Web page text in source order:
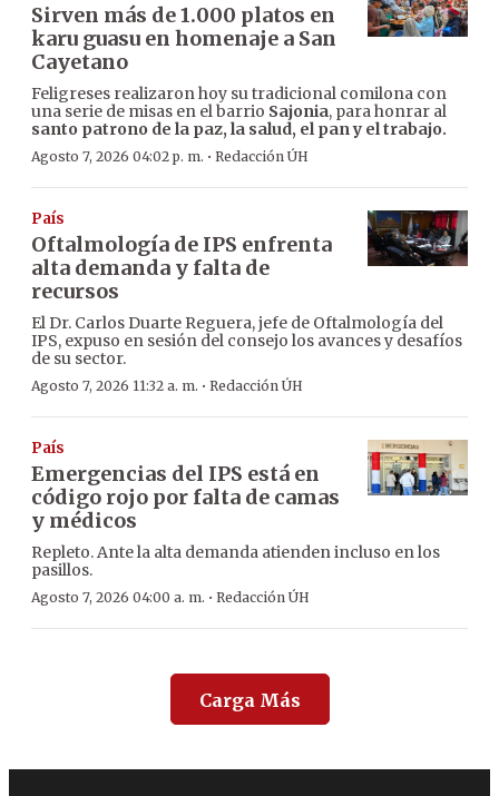
Sirven más de 1.000 platos en
karu guasu en homenaje a San
Cayetano
Feligreses realizaron hoy su tradicional comilona con
una serie de misas en el barrio Sajonia, para honrar al
santo patrono de la paz, la salud, el pan y el trabajo.
Agosto 7, 2026 04:02 p. m. · Redacción ÚH
País
Oftalmología de IPS enfrenta
alta demanda y falta de
recursos
El Dr. Carlos Duarte Reguera, jefe de Oftalmología del
IPS, expuso en sesión del consejo los avances y desafíos
de su sector.
Agosto 7, 2026 11:32 a. m. · Redacción ÚH
País
Emergencias del IPS está en
código rojo por falta de camas
y médicos
Repleto. Ante la alta demanda atienden incluso en los
pasillos.
Agosto 7, 2026 04:00 a. m. · Redacción ÚH
Carga Más